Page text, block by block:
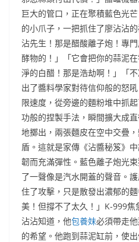
巨大的管口，正在聚積藍色光
的小爪子，一把抓住了廖沾沾
沾先生！那是醋酸離子炮！專
酵物的！」「它會把你的蒜泥
淨的白醋！那是浩劫啊！」「
出了醬料學家對待信仰般的怒
限速度，從旁邊的麵粉堆中抓
功般的捏製手法，瞬間擴大成
地擲出，兩張麵皮在空中交疊
盾。這就是家傳《沾醬秘笈》
韌而充滿彈性。藍色離子炮光
了一聲像是汽水開蓋的聲音。
住了攻擊，只是散發出濃郁的
美！但撐不了太久！」K-999
沾沾知道，他包養妹必須帶走
的希望。他跑到蒜泥缸前，使